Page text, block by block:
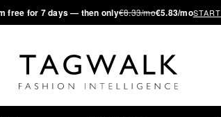
free for 7 days — then only€8.33/mo€5.83/mo